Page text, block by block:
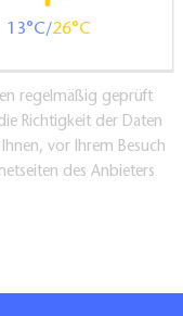
13 26
regelmäßig geprüft
Richtigkeit der Daten
vor Ihrem Besuch
des Anbieters